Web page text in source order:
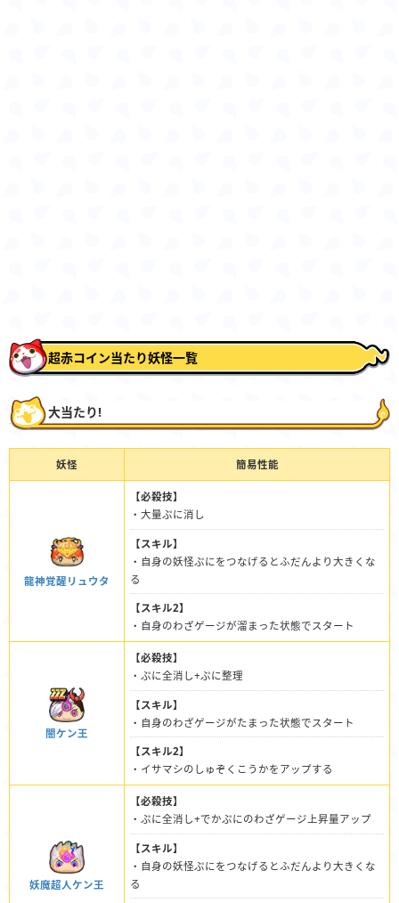
超赤コイン当たり妖怪一覧
大当たり!
妖怪 簡易性能
龍神覚醒リュウタ
【必殺技】
・大量ぷに消し
【スキル】
・自身の妖怪ぷにをつなげるとふだんより大きくな
る
【スキル2】
・自身のわざゲージが溜まった状態でスタート
闇ケン王
【必殺技】
・ぷに全消し+ぷに整理
【スキル】
・自身のわざゲージがたまった状態でスタート
【スキル2】
・イサマシのしゅぞくこうかをアップする
妖魔超人ケン王
【必殺技】
・ぷに全消し+でかぷにのわざゲージ上昇量アップ
【スキル】
・自身の妖怪ぷにをつなげるとふだんより大きくな
る